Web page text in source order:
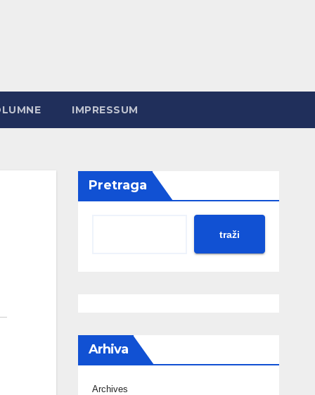
IMPRESSUM
Pretraga
traži
Arhiva
Archives